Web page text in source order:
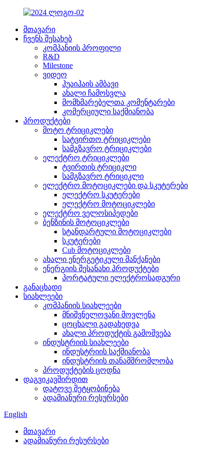
მთავარი
ჩვენს შესახებ
კომპანიის პროფილი
R&D
Milestone
ვიდეო
ჰუაიჰაის ამბავი
ახალი ჩამოსვლა
მომხმარებელთა კომენტარები
კომერციული საქმიანობა
პროდუქტები
მოტო ტრიციკლები
სატვირთო ტრიციკლები
სამგზავრო ტრიციკლები
ელექტრო ტრიციკლები
ტვირთის ტრიციკლი
სამგზავრო ტრიციკლი
ელექტრო მოტოციკლები და სკუტერები
ელექტრო სკუტერები
ელექტრო მოტოციკლები
ელექტრო ველოსიპედები
ბენზინის მოტოციკლები
სტანდარტული მოტოციკლები
სკუტერები
Cub მოტოციკლები
ახალი ენერგეტიკული მანქანები
ენერგიის შესანახი პროდუქტები
პორტატული ელექტროსადგური
განაცხადი
სიახლეები
კომპანიის სიახლეები
მნიშვნელოვანი მოვლენა
ცოცხალი გადახედვა
ახალი პროდუქტის გამოშვება
ინდუსტრიის სიახლეები
ინდუსტრიის საქმიანობა
ინდუსტრიის თანამშრომლობა
პროდუქტების ცოდნა
დაგვიკავშირდით
დატოვე შეტყობინება
ადამიანური რესურსები
English
მთავარი
ადამიანური რესურსები